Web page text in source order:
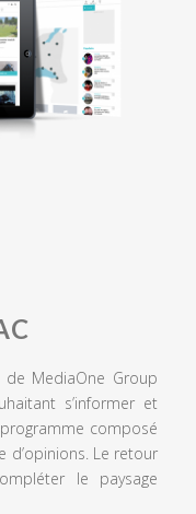
MediaOne Group
s’informer et
composé
d’opinions. Le retour
le paysage